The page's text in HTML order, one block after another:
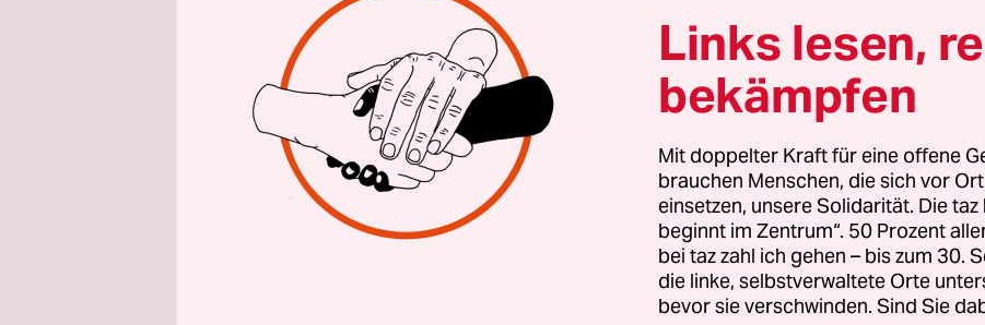
A m Mittwoch, während Deutschland über den
diskutierte, wurde in Hamburg der elfjährige Simon
Unfall mit einem rechts abbiegenden Lkw getötet.
dem Fahrrad unterwegs und trug einen Helm. Seine
waren so schwer, dass er am Unfallort starb.So berichtet es
Der Lastwagen hatte eine Kamera, um den toten Winkel zu
überblicken. Ob sie eingeschaltet war und was genau
Links lesen,
bekämpfen
Mit doppelter Kraft für eine offene
brauchen Menschen, die sich vor
einsetzen, unsere Solidarität. Die
beginnt im Zentrum“. 50 Prozent
bei taz zahl ich gehen – bis zum 30.
die linke, selbstverwaltete Orte
bevor sie verschwinden. Sind Sie